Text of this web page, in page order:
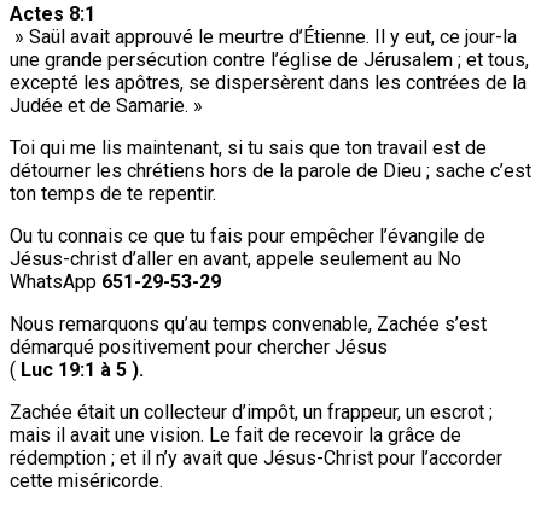
Actes 8:1
» Saül avait approuvé le meurtre d’Étienne. Il y eut, ce jour-la
une grande persécution contre l’église de Jérusalem ; et tous,
excepté les apôtres, se dispersèrent dans les contrées de la
Judée et de Samarie. »
Toi qui me lis maintenant, si tu sais que ton travail est de
détourner les chrétiens hors de la parole de Dieu ; sache c’est
ton temps de te repentir.
Ou tu connais ce que tu fais pour empêcher l’évangile de
Jésus-christ d’aller en avant, appele seulement au No
WhatsApp 651-29-53-29
Nous remarquons qu’au temps convenable, Zachée s’est
démarqué positivement pour chercher Jésus
( Luc 19:1 à 5 ).
Zachée était un collecteur d’impôt, un frappeur, un escrot ;
mais il avait une vision. Le fait de recevoir la grâce de
rédemption ; et il n’y avait que Jésus-Christ pour l’accorder
cette miséricorde.